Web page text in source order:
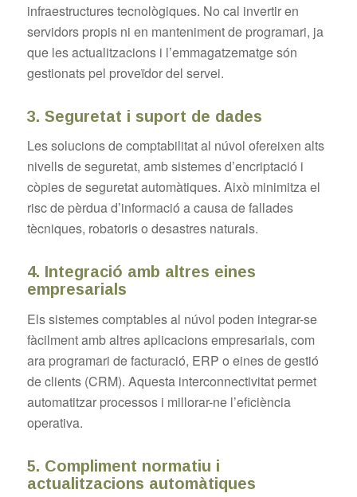
infraestructures tecnològiques. No cal invertir en
servidors propis ni en manteniment de programari, ja
que les actualitzacions i l’emmagatzematge són
gestionats pel proveïdor del servei.
3. Seguretat i suport de dades
Les solucions de comptabilitat al núvol ofereixen alts
nivells de seguretat, amb sistemes d’encriptació i
còpies de seguretat automàtiques. Això minimitza el
risc de pèrdua d’informació a causa de fallades
tècniques, robatoris o desastres naturals.
4. Integració amb altres eines
empresarials
Els sistemes comptables al núvol poden integrar-se
fàcilment amb altres aplicacions empresarials, com
ara programari de facturació, ERP o eines de gestió
de clients (CRM). Aquesta interconnectivitat permet
automatitzar processos i millorar-ne l’eficiència
operativa.
5. Compliment normatiu i
actualitzacions automàtiques